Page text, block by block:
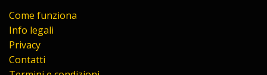
Come funziona
Info legali
Privacy
Contatti